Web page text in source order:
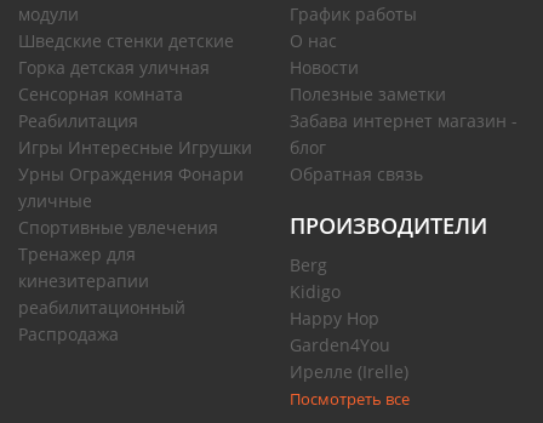
модули
Шведские стенки детские
Горка детская уличная
Сенсорная комната
Реабилитация
Игры Интересные Игрушки
Урны Ограждения Фонари
уличные
Спортивные увлечения
Тренажер для
кинезитерапии
реабилитационный
Распродажа
График работы
О нас
Новости
Полезные заметки
Забава интернет магазин -
блог
Обратная связь
ПРОИЗВОДИТЕЛИ
Berg
Kidigo
Happy Hop
Garden4You
Ирелле (Irelle)
Посмотреть все